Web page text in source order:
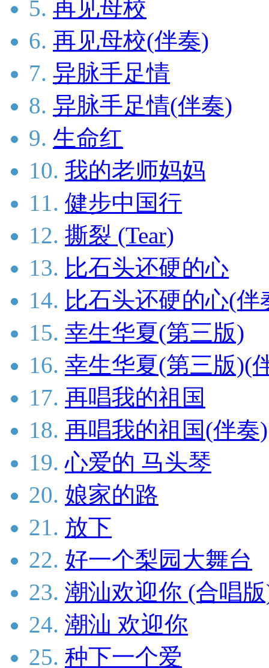
5. 再见母校
6. 再见母校(伴奏)
7. 异脉手足情
8. 异脉手足情(伴奏)
9. 生命红
10. 我的老师妈妈
11. 健步中国行
12. 撕裂 (Tear)
13. 比石头还硬的心
14. 比石头还硬的心(伴
15. 幸生华夏(第三版)
16. 幸生华夏(第三版)(
17. 再唱我的祖国
18. 再唱我的祖国(伴奏)
19. 心爱的 马头琴
20. 娘家的路
21. 放下
22. 好一个梨园大舞台
23. 潮汕欢迎你 (合唱
24. 潮汕 欢迎你
25. 种下一个爱